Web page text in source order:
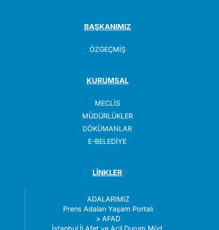
BAŞKANIMIZ
ÖZGEÇMİŞ
KURUMSAL
MECLİS
MÜDÜRLÜKLER
DÖKÜMANLAR
E-BELEDİYE
LİNKLER
ADALARIMIZ
Prens Adaları Yaşam Portalı
>AFAD
İstanbul İl Afet ve Acil Durum Müd.